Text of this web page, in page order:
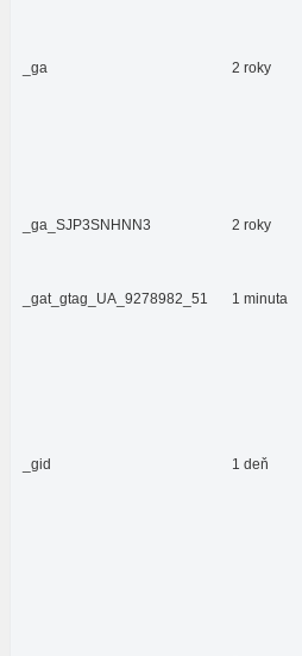
_ga 2 roky
_ga_SJP3SNHNN3 2 roky
_gat_gtag_UA_9278982_51 1 minuta
_gid 1 deň